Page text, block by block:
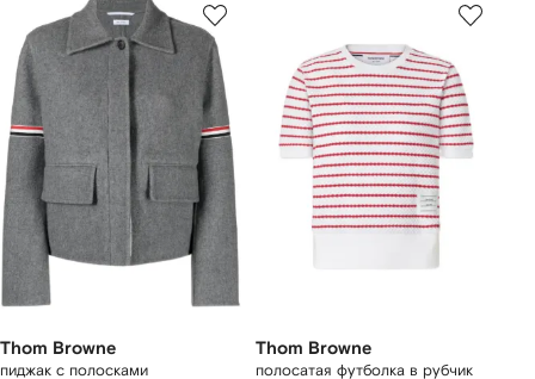
Thom Browne
пиджак с полосками
Thom Browne
полосатая футболка в рубчик